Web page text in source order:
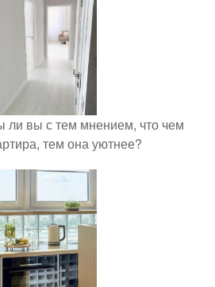
ли вы с тем мнением, что чем
тем она уютнее?